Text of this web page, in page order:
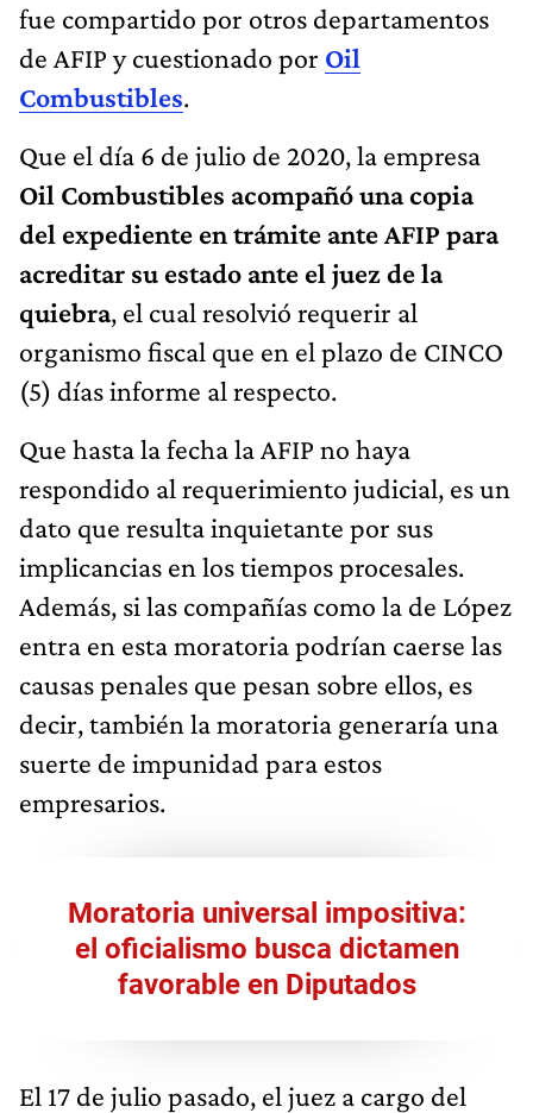
fue compartido por otros departamentos
de AFIP y cuestionado por Oil
Combustibles.
Que el día 6 de julio de 2020, la empresa
Oil Combustibles acompañó una copia
del expediente en trámite ante AFIP para
acreditar su estado ante el juez de la
quiebra, el cual resolvió requerir al
organismo fiscal que en el plazo de CINCO
(5) días informe al respecto.
Que hasta la fecha la AFIP no haya
respondido al requerimiento judicial, es un
dato que resulta inquietante por sus
implicancias en los tiempos procesales.
Además, si las compañías como la de López
entra en esta moratoria podrían caerse las
causas penales que pesan sobre ellos, es
decir, también la moratoria generaría una
suerte de impunidad para estos
empresarios.
Moratoria universal impositiva:
el oficialismo busca dictamen
favorable en Diputados
El 17 de julio pasado, el juez a cargo del